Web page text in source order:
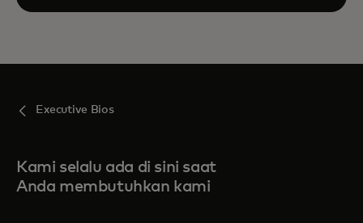
Executive Bios
Kami selalu ada di sini saat
Anda membutuhkan kami